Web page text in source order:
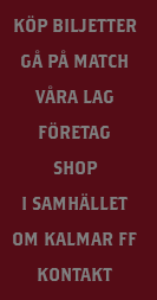
KÖP BILJETTER
GÅ PÅ MATCH
VÅRA LAG
FÖRETAG
SHOP
I SAMHÄLLET
OM KALMAR FF
KONTAKT